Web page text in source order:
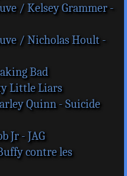
/ Kelsey Grammer -
/ Nicholas Hoult -
Bad
Little Liars
Quinn - Suicide
Jr - JAG
contre les